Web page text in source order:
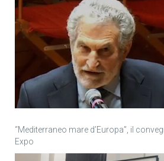
“Mediterraneo mare d’Europa”, il
Expo